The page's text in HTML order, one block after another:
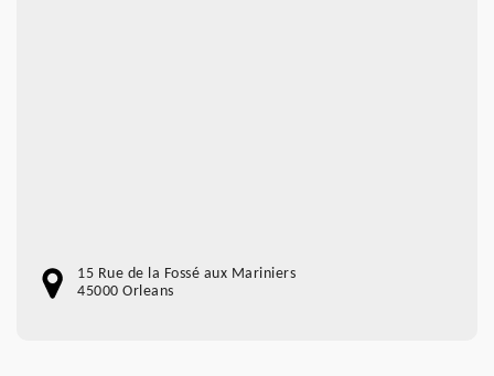
15 Rue de la Fossé aux Mariniers
45000 Orleans